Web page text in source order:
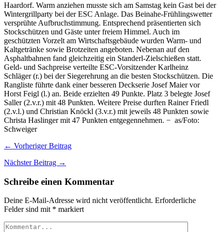
Haardorf. Warm anziehen musste sich am Samstag kein Gast bei der
Wintergrillparty bei der ESC Anlage. Das Beinahe-Frühlingswetter
versprühte Aufbruchstimmung. Entsprechend präsentierten sich
Stockschützen und Gäste unter freiem Himmel. Auch im
geschützten Vorzelt am Wirtschaftsgebäude wurden Warm- und
Kaltgetränke sowie Brotzeiten angeboten. Nebenan auf den
Asphaltbahnen fand gleichzeitig ein Standerl-Zielschießen statt.
Geld- und Sachpreise verteilte ESC-Vorsitzender Karlheinz
Schläger (r.) bei der Siegerehrung an die besten Stockschützen. Die
Rangliste führte dank einer besseren Deckserie Josef Maier vor
Horst Feigl (l.) an. Beide erzielten 49 Punkte. Platz 3 belegte Josef
Saller (2.v.r.) mit 48 Punkten. Weitere Preise durften Rainer Friedl
(2.v.l.) und Christian Knöckl (3.v.r.) mit jeweils 48 Punkten sowie
Christa Haslinger mit 47 Punkten entgegennehmen. − as/Foto:
Schweiger
← Vorheriger Beitrag
Nächster Beitrag →
Schreibe einen Kommentar
Deine E-Mail-Adresse wird nicht veröffentlicht. Erforderliche
Felder sind mit * markiert